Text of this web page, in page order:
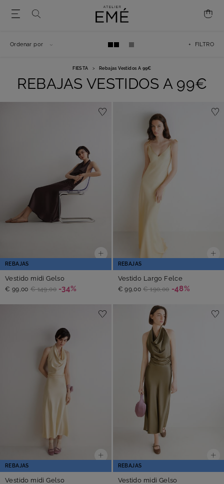
FIESTA > Rebajas Vestidos A 99€
REBAJAS VESTIDOS A 99€
+ FILTRO
Ordenar por
REBAJAS
Vestido midi Gelso
€ 99,00 € 149,00 -34%
REBAJAS
Vestido Largo Felce
€ 99,00 € 190,00 -48%
REBAJAS
Vestido midi Gelso
REBAJAS
Vestido midi Gelso